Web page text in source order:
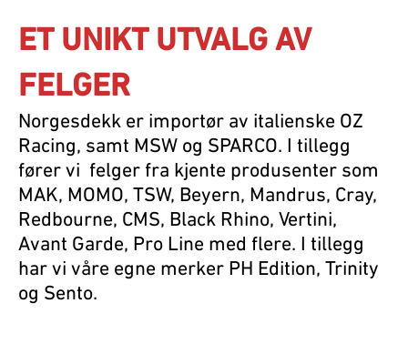
ET UNIKT UTVALG AV
FELGER
Norgesdekk er importør av italienske OZ
Racing, samt MSW og SPARCO. I tillegg
fører vi felger fra kjente produsenter som
MAK, MOMO, TSW, Beyern, Mandrus, Cray,
Redbourne, CMS, Black Rhino, Vertini,
Avant Garde, Pro Line med flere. I tillegg
har vi våre egne merker PH Edition, Trinity
og Sento.